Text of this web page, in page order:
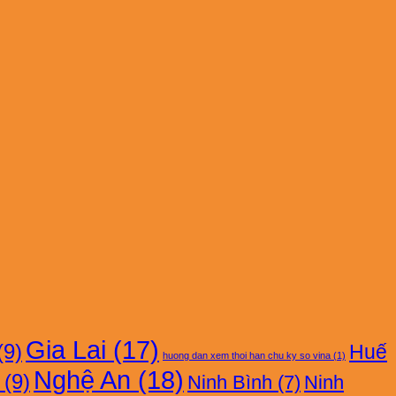
Gia Lai (17) huong dan xem thoi han chu ky so vina (1) Huế
(9) Nghệ An (18) Ninh Bình (7) Ninh